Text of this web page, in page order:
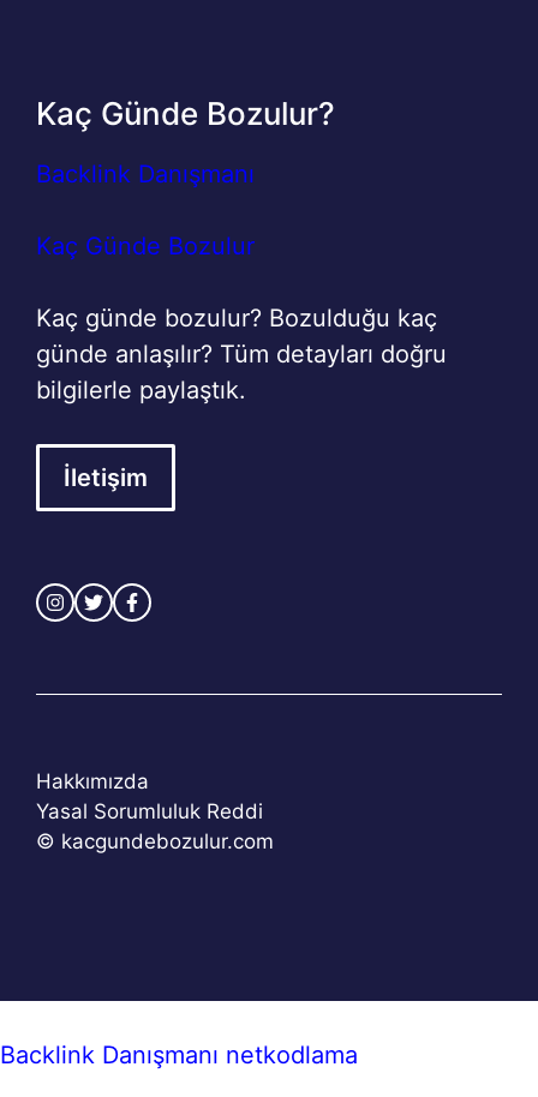
Kaç Günde Bozulur?
Backlink Danışmanı
Kaç Günde Bozulur
Kaç günde bozulur? Bozulduğu kaç
günde anlaşılır? Tüm detayları doğru
bilgilerle paylaştık.
İletişim
© kacgundebozulur.com
Hakkımızda
Yasal Sorumluluk Reddi
Backlink Danışmanı netkodlama